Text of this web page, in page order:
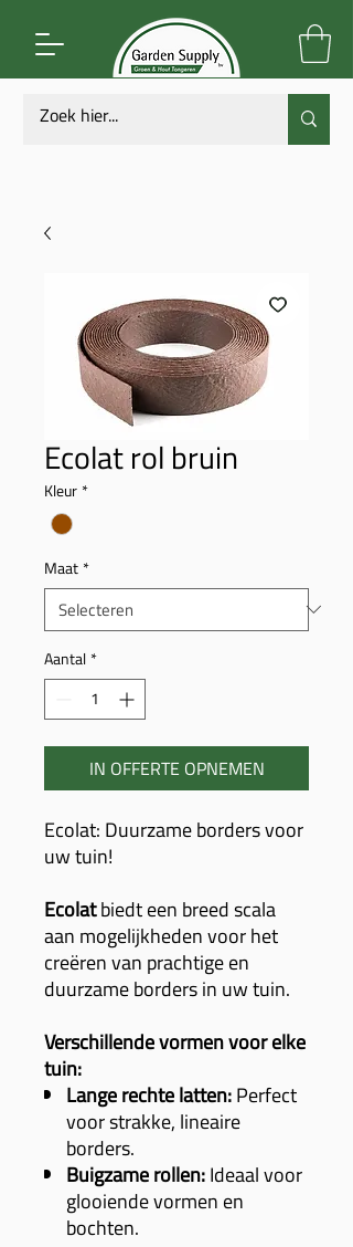
Ecolat rol bruin
Kleur*
Maat*
Aantal*
IN OFFERTE OPNEMEN
Ecolat: Duurzame borders voor
uw tuin!
Ecolatbiedt een breed scala
aan mogelijkheden voor het
creëren van prachtige en
duurzame borders in uw tuin.
Verschillende vormen voor elke
tuin:
Lange rechte latten:Perfect
voor strakke, lineaire
borders.
Buigzame rollen:Ideaal voor
glooiende vormen en
bochten.